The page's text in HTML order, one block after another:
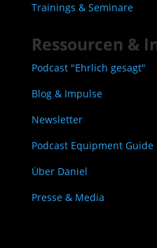
Trainings & Seminare
Ressourcen &
Podcast "Ehrlich gesagt"
Blog & Impulse
Newsletter
Podcast Equipment Guide
Über Daniel
Presse & Media